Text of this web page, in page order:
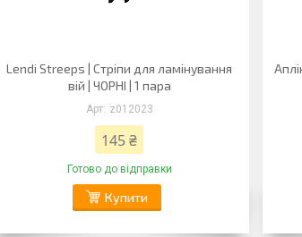
Lendi Streeps | Стріпи для ламінування
вій | ЧОРНІ | 1 пара
z012023
145 ₴
Готово до відправки
Купити